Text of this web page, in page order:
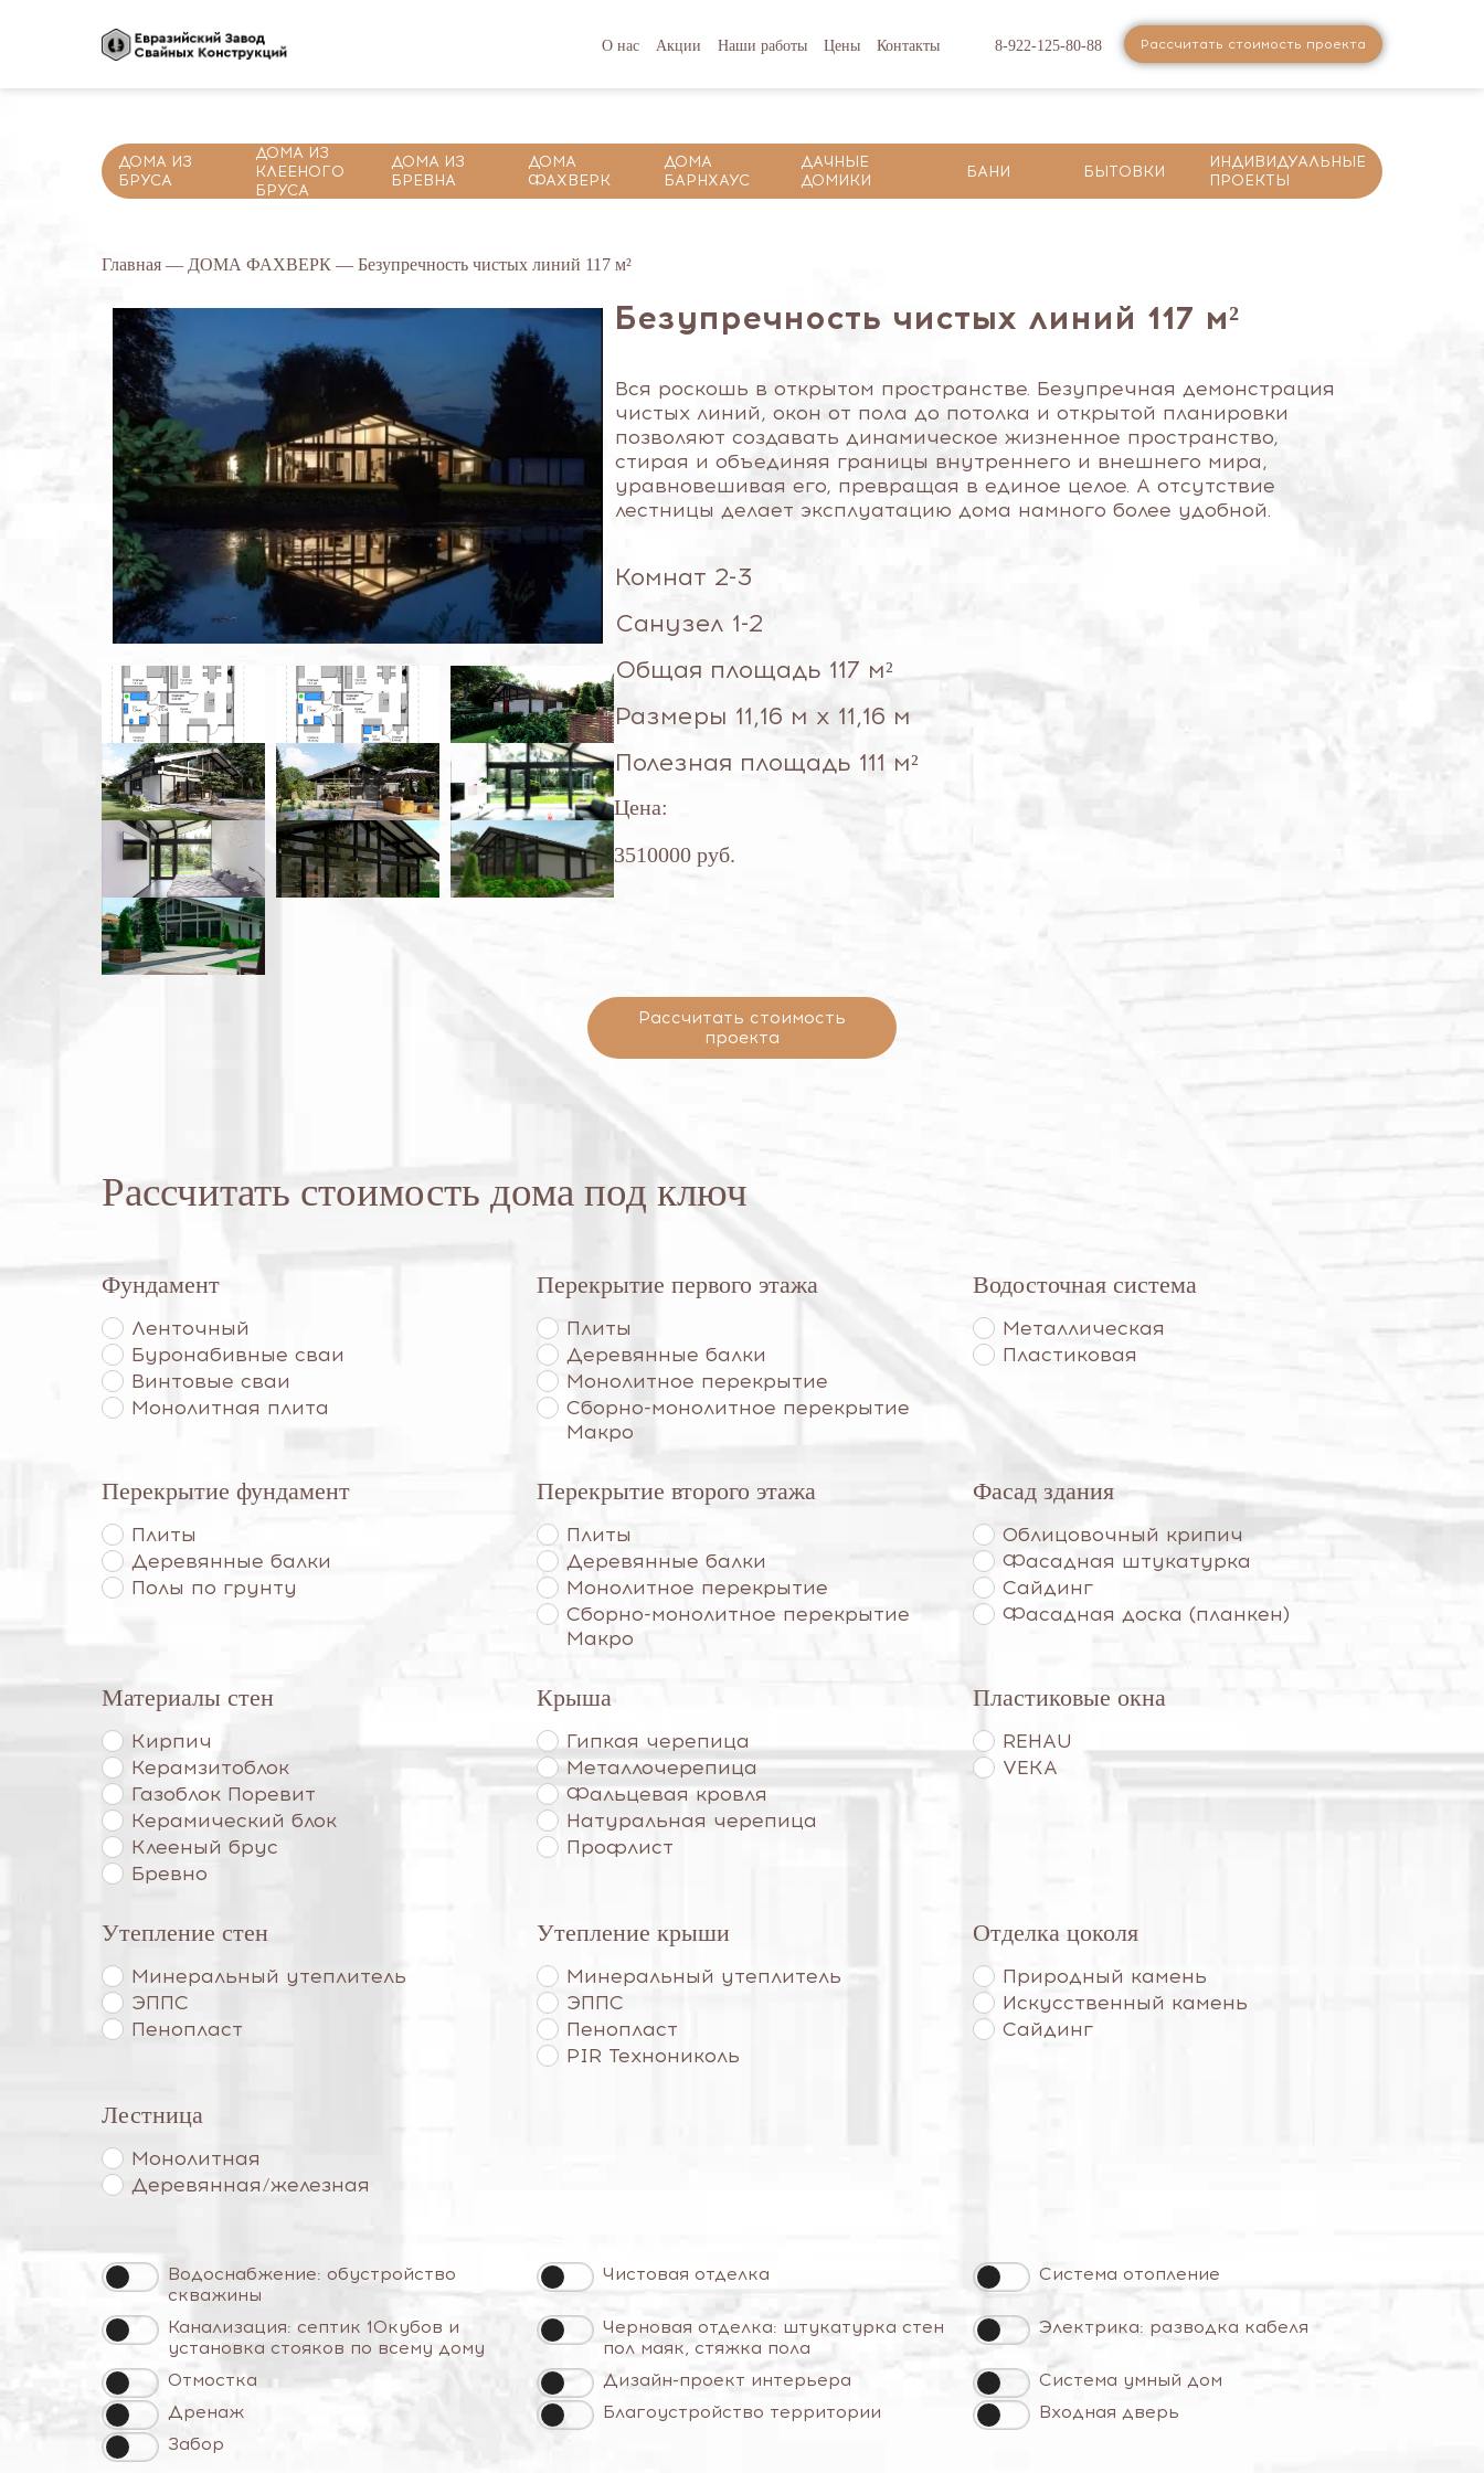
Рассчитать стоимость проекта
8-922-125-80-88
О нас Акции Наши работы Цены Контакты
ДОМА ИЗ
БРУСА
ДОМА ИЗ
КЛЕЕНОГО
БРУСА
ДОМА ИЗ
БРЕВНА
ДОМА
ФАХВЕРК
ДОМА
БАРНХАУС
ДАЧНЫЕ
ДОМИКИ
БАНИ БЫТОВКИ
ИНДИВИДУАЛЬНЫЕ
ПРОЕКТЫ
Главная — ДОМА ФАХВЕРК — Безупречность чистых линий 117 м²
Безупречность чистых линий 117 м²
Вся роскошь в открытом пространстве. Безупречная демонстрация
чистых линий, окон от пола до потолка и открытой планировки
позволяют создавать динамическое жизненное пространство,
стирая и объединяя границы внутреннего и внешнего мира,
уравновешивая его, превращая в единое целое. А отсутствие
лестницы делает эксплуатацию дома намного более удобной.
Комнат 2-3
Санузел 1-2
Общая площадь 117 м²
Размеры 11,16 м х 11,16 м
Полезная площадь 111 м²
Цена:
3510000 руб.
Рассчитать стоимость
проекта
Рассчитать стоимость дома под ключ
Фундамент
Ленточный
Буронабивные сваи
Винтовые сваи
Монолитная плита
Перекрытие первого этажа
Плиты
Деревянные балки
Монолитное перекрытие
Сборно-монолитное перекрытие
Макро
Водосточная система
Металлическая
Пластиковая
Перекрытие фундамент
Плиты
Деревянные балки
Полы по грунту
Перекрытие второго этажа
Плиты
Деревянные балки
Монолитное перекрытие
Сборно-монолитное перекрытие
Макро
Фасад здания
Облицовочный крипич
Фасадная штукатурка
Сайдинг
Фасадная доска (планкен)
Материалы стен
Кирпич
Керамзитоблок
Газоблок Поревит
Керамический блок
Клееный брус
Бревно
Крыша
Гипкая черепица
Металлочерепица
Фальцевая кровля
Натуральная черепица
Профлист
Пластиковые окна
REHAU
VEKA
Утепление стен
Минеральный утеплитель
ЭППС
Пенопласт
Утепление крыши
Минеральный утеплитель
ЭППС
Пенопласт
PIR Технониколь
Отделка цоколя
Природный камень
Искусственный камень
Сайдинг
Лестница
Монолитная
Деревянная/железная
Водоснабжение: обустройство
скважины
Чистовая отделка Система отопление
Канализация: септик 10кубов и
установка стояков по всему дому
Черновая отделка: штукатурка стен
пол маяк, стяжка пола
Электрика: разводка кабеля
Отмостка Дизайн-проект интерьера
Система умный дом
Дренаж
Благоустройство территории
Входная дверь
Забор